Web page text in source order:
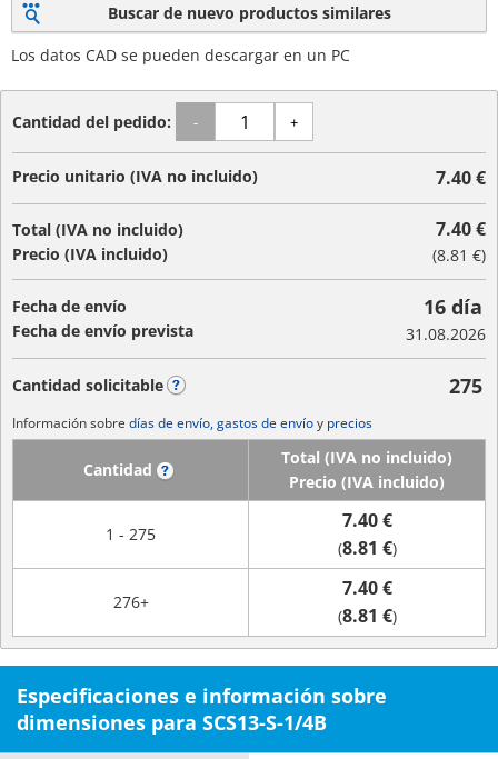
Buscar de nuevo productos similares
Los datos CAD se pueden descargar en un PC
Cantidad del pedido: - +
Precio unitario (IVA no incluido) 7.40 €
Total (IVA no incluido)
Precio (IVA incluido)
7.40 €
(8.81 €)
Fecha de envío
Fecha de envío prevista
16 día
31.08.2026
Cantidad solicitable 275
Información sobre días de envío, gastos de envíoy precios
Cantidad
Total (IVA no incluido)
Precio (IVA incluido)
1 - 275
7.40 €
(8.81 €)
276+
7.40 €
(8.81 €)
Especificaciones e información sobre
dimensiones para SCS13-S-1/4B